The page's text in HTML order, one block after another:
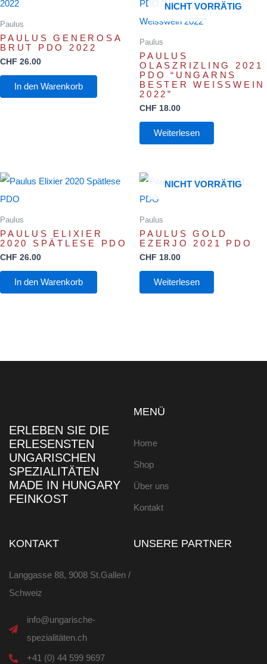
Paulus
PAULUS GENEROSA
BRUT PDO 2022
CHF 26.00
In den Warenkorb
NICHT VORRÄTIG
Paulus
PAULUS
OLASZRIZLING 2021
PDO “UNGARNS
BESTER WEISSWEIN
2022”
CHF 18.00
Weiterlesen
Paulus
PAULUS ELIXIER
2020 SPÄTLESE PDO
CHF 26.00
In den Warenkorb
NICHT VORRÄTIG
Paulus
PAULUS GOLD
EZERJO 2021 PDO
CHF 18.00
Weiterlesen
ERLEBEN SIE DIE
ERLESENSTEN
UNGARISCHEN
SPEZIALITÄTEN
MADE IN HUNGARY
FEINKOST
MENÜ
Home
Shop
Über uns
Kontakt
KONTAKT
Langgasse 88, 9008 St.Gallen /
Schweiz
info@ungarische-
spezialitäten.ch
+41 (0) 44 599 9697
UNSERE PARTNER